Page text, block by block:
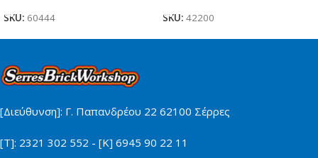
SKU: 60444
SKU: 42200
[Διεύθυνση]: Γ. Παπανδρέου 22 62100 Σέρρες
[Τ]: 2321 302 552 - [Κ] 6945 90 22 11